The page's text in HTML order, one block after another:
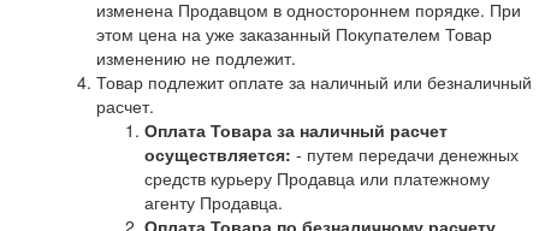
изменена Продавцом в одностороннем порядке. При
этом цена на уже заказанный Покупателем Товар
изменению не подлежит.
Товар подлежит оплате за наличный или безналичный
расчет.
Оплата Товара за наличный расчет
осуществляется: - путем передачи денежных
средств курьеру Продавца или платежному
агенту Продавца.
Оплата Товара по безналичному расчету